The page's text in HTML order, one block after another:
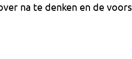
na te denken en de voors